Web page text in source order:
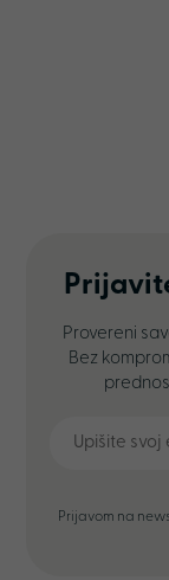
Provereni
Bez
Prijavom na